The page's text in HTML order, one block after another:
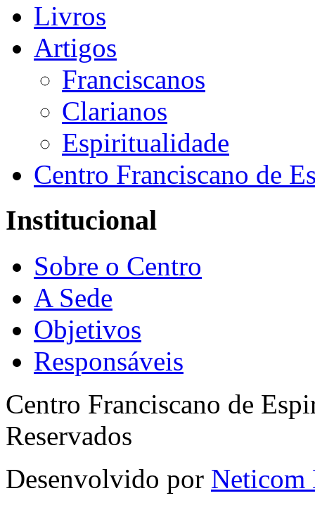
Livros
Artigos
Franciscanos
Clarianos
Espiritualidade
Centro Franciscano de
Institucional
Sobre o Centro
A Sede
Objetivos
Responsáveis
Centro Franciscano de
Reservados
Desenvolvido por Neticom